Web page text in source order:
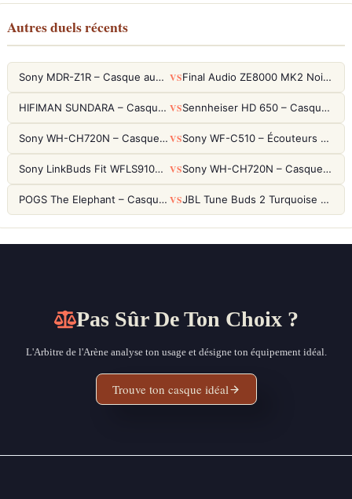
Autres duels récents
Sony MDR-Z1R – Casque audiophile fermé haute résolution VS Final Audio ZE8000 MK2 Noir – Écouteurs True Wireless audiophiles 8K Sound
HIFIMAN SUNDARA – Casque Planar Magnetic Ouvert Over-Ear Audiophile VS Sennheiser HD 650 – Casque audiophile ouvert pour l'écoute analytique
Sony WH-CH720N – Casque ANC 35h, Ultra-léger (192g) avec Processeur V1 VS Sony WF-C510 – Écouteurs True Wireless compacts, autonomie 22h et multipoint
Sony LinkBuds Fit WFLS910NW Blanc – Écouteurs Sport Ailes ANC VS Sony WH-CH720N – Casque ANC 35h, Ultra-léger (192g) avec Processeur V1
POGS The Elephant – Casque Filaire Enfants 85dB POGS-Safe™ (Éco-Responsable) VS JBL Tune Buds 2 Turquoise – Écouteurs True Wireless avec ANC et autonomie 48h
Pas Sûr De Ton Choix ?
L'Arbitre de l'Arène analyse ton usage et désigne ton équipement idéal.
Trouve ton casque idéal